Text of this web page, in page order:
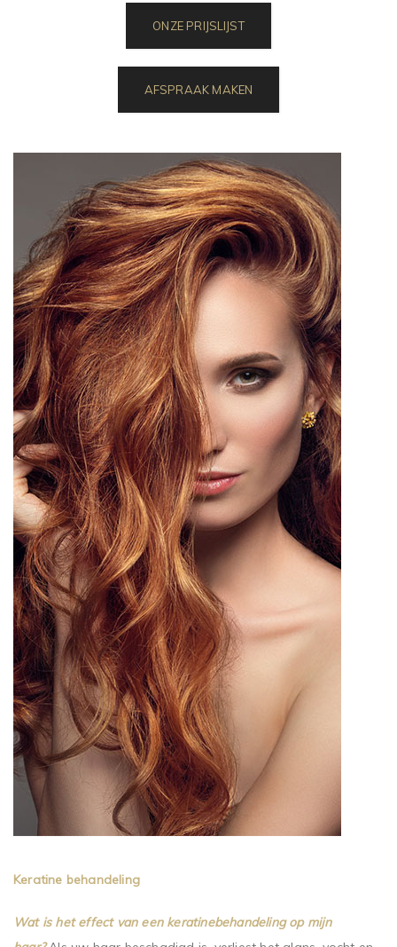
ONZE PRIJSLIJST
AFSPRAAK MAKEN
Keratine behandeling
Wat is het effect van een keratinebehandeling op mijn